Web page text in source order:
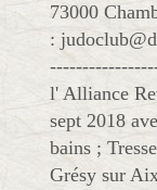
73000
:
l' Alliance
sept 2018
bains ;
Grésy sur